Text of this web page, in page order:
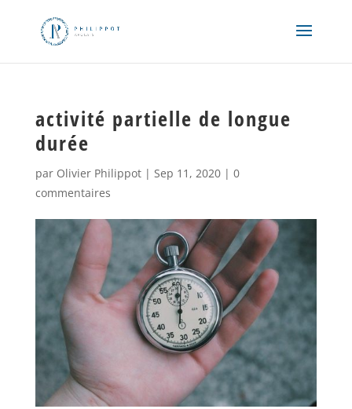
activité partielle de longue
durée
par Olivier Philippot| Sep 11, 2020| 0
commentaires